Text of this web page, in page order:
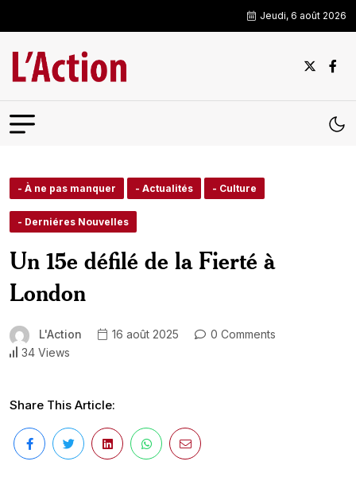
Jeudi, 6 août 2026
- À ne pas manquer - Actualités - Culture
- Derniéres Nouvelles
Un 15e défilé de la Fierté à
London
L'Action 16 août 2025
0 Comments
34 Views
Share This Article: